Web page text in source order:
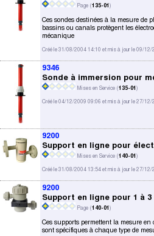
Page (135-01 )
Ces sondes destinées à la mesure de
bassins ou canals protègent les
mécanique
Créé le 31/08/2004 14:10 et mis à jour le 09/12/
9346
Sonde à immersion pour
Mises en Service (135-01 )
Créé le 04/12/2009 09:06 et mis à jour le 27/12/
9200
Support en ligne pour
Mises en Service (140-01 )
Créé le 31/08/2004 13:54 et mis à jour le 27/12/
9200
Support en ligne pour 1 à
Page (140-01 )
Ces supports permettent la mesure
sont spécifiques à chaque type de